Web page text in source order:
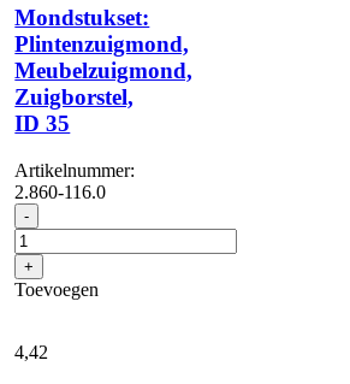
Mondstukset:
Plintenzuigmond,
Meubelzuigmond,
Zuigborstel,
ID 35
Artikelnummer:
2.860-116.0
- Mondstukset:
Plintenzuigmond,
Meubelzuigmond,
Zuigborstel,
ID
aantal
+
Toevoegen
4,42